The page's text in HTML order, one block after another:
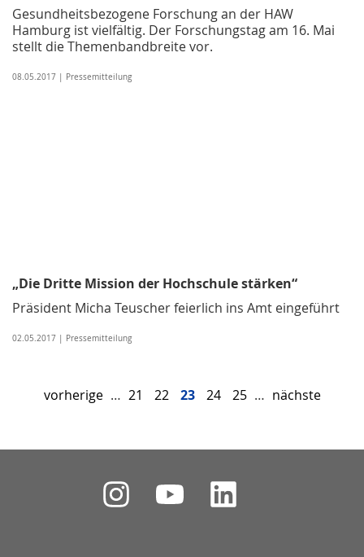
Gesundheitsbezogene Forschung an der HAW
Hamburg ist vielfältig. Der Forschungstag am 16. Mai
stellt die Themenbandbreite vor.
08.05.2017 | Pressemitteilung
„Die Dritte Mission der Hochschule stärken“
Präsident Micha Teuscher feierlich ins Amt eingeführt
02.05.2017 | Pressemitteilung
vorherige … 21 22 23 24 25 … nächste